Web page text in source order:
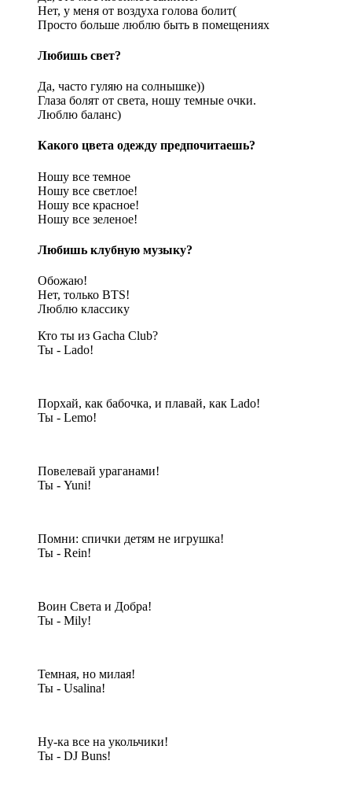
Нет, у меня от воздуха голова болит(
Просто больше люблю быть в помещениях
Любишь свет?
Да, часто гуляю на солнышке))
Глаза болят от света, ношу темные очки.
Люблю баланс)
Какого цвета одежду предпочитаешь?
Ношу все темное
Ношу все светлое!
Ношу все красное!
Ношу все зеленое!
Любишь клубную музыку?
Обожаю!
Нет, только BTS!
Люблю классику
Кто ты из Gacha Club?
Ты - Lado!
Порхай, как бабочка, и плавай, как Lado!
Ты - Lemo!
Повелевай ураганами!
Ты - Yuni!
Помни: спички детям не игрушка!
Ты - Rein!
Воин Света и Добра!
Ты - Mily!
Темная, но милая!
Ты - Usalina!
Ну-ка все на укольчики!
Ты - DJ Buns!